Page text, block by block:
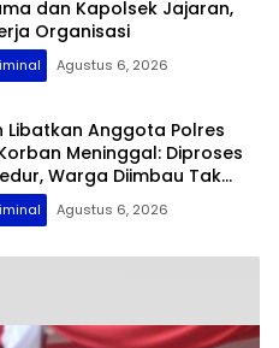
dan Kapolsek Jajaran,
Organisasi
Agustus 6, 2026
Libatkan Anggota Polres
Meninggal: Diproses
Warga Diimbau Tak
Agustus 6, 2026